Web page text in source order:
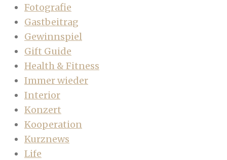
Fotografie
Gastbeitrag
Gewinnspiel
Gift Guide
Health & Fitness
Immer wieder
Interior
Konzert
Kooperation
Kurznews
Life